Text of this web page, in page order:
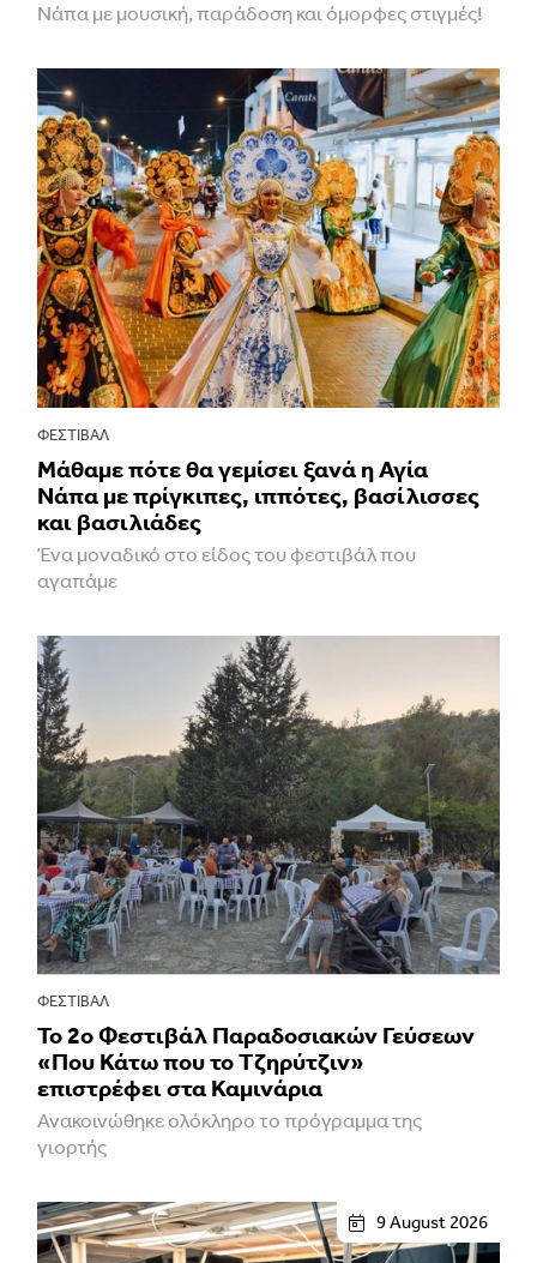
Νάπα με μουσική, παράδοση και όμορφες στιγμές!
ΦΕΣΤΙΒΑΛ
Μάθαμε πότε θα γεμίσει ξανά η Αγία
Νάπα με πρίγκιπες, ιππότες, βασίλισσες
και βασιλιάδες
Ένα μοναδικό στο είδος του φεστιβάλ που
αγαπάμε
ΦΕΣΤΙΒΑΛ
Το 2ο Φεστιβάλ Παραδοσιακών Γεύσεων
«Που Κάτω που το Τζηρύτζιν»
επιστρέφει στα Καμινάρια
Ανακοινώθηκε ολόκληρο το πρόγραμμα της
γιορτής
9 August 2026